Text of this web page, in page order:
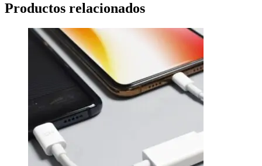
Productos relacionados